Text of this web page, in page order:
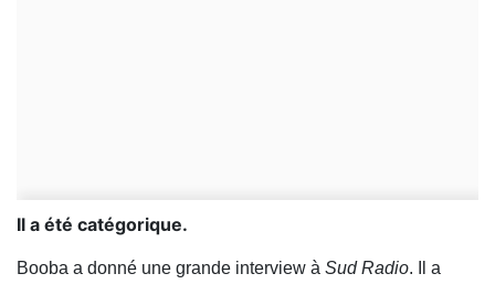
Il a été catégorique.
Booba a donné une grande interview à Sud Radio. Il a